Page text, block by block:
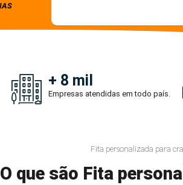
+ 8 mil
Empresas atendidas em todo país.
Fita personalizada para
O que são Fita